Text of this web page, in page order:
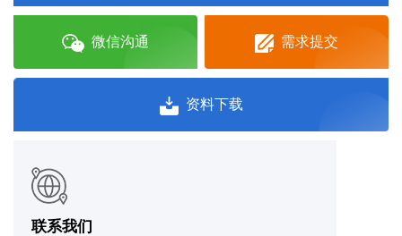
微信沟通 需求提交
资料下载
联系我们